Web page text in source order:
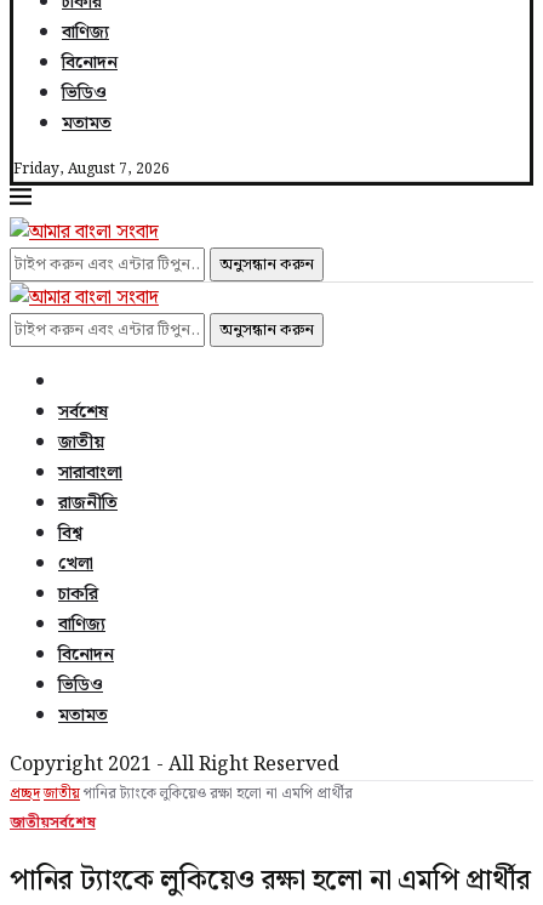
বাণিজ্য
বিনোদন
ভিডিও
মতামত
Friday, August 7, 2026
অনুসন্ধান করুন
অনুসন্ধান করুন
সর্বশেষ
জাতীয়
সারাবাংলা
রাজনীতি
বিশ্ব
খেলা
চাকরি
বাণিজ্য
বিনোদন
ভিডিও
মতামত
Copyright 2021 - All Right Reserved
প্রচ্ছদজাতীয়পানির ট্যাংকে লুকিয়েও রক্ষা হলো না এমপি প্রার্থীর
জাতীয়সর্বশেষ
পানির ট্যাংকে লুকিয়েও রক্ষা হলো না এমপি প্রার্থীর